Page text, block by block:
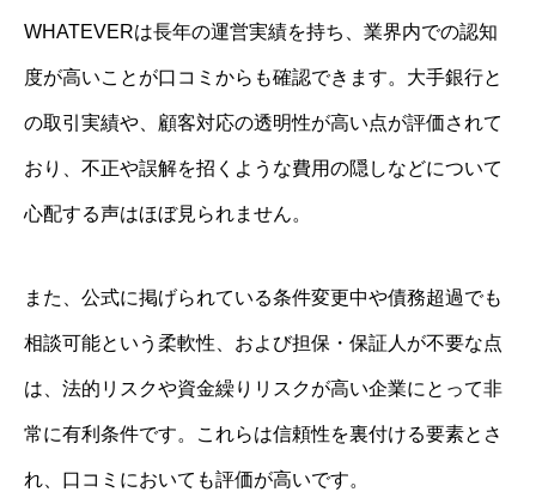
WHATEVERは長年の運営実績を持ち、業界内での認知
度が高いことが口コミからも確認できます。大手銀行と
の取引実績や、顧客対応の透明性が高い点が評価されて
おり、不正や誤解を招くような費用の隠しなどについて
心配する声はほぼ見られません。
また、公式に掲げられている条件変更中や債務超過でも
相談可能という柔軟性、および担保・保証人が不要な点
は、法的リスクや資金繰りリスクが高い企業にとって非
常に有利条件です。これらは信頼性を裏付ける要素とさ
れ、口コミにおいても評価が高いです。